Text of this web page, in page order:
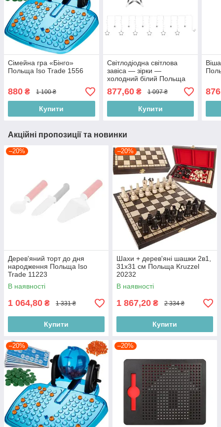
Сімейна гра «Бінго»
Польща Iso Trade 1556
880 ₴ 1 100 ₴
Купити
Світлодіодна світлова
завіса — зірки —
холодний білий Польща
Iso Trade 7112
877,60₴ 1 097 ₴
Купити
876
Акційні пропозиції та новинки
–20%
Дерев'яний торт до дня
народження Польща Iso
Trade 11223
В наявності
1 064,80 ₴ 1 331 ₴
Купити
–20%
Шахи + дерев'яні шашки 2в1,
31х31 см Польща Kruzzel
20232
В наявності
1 867,20 ₴ 2 334 ₴
Купити
–20% –20%